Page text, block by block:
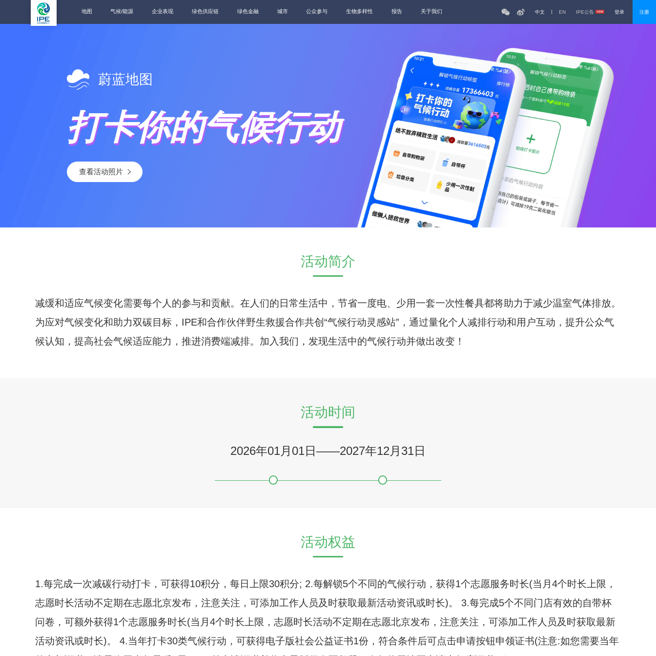
地图 气候/能源 企业表现 绿色供应链 绿色金融 城市 公众参与 生物多样性 报告 关于我们 中文 EN IPE公告 登录 注册
蔚蓝地图
打卡你的气候行动
查看活动照片
活动简介
减缓和适应气候变化需要每个人的参与和贡献。在人们的日常生活中，节省一度电、少用一套一次性餐具都将助力于减少温室气体排放。
为应对气候变化和助力双碳目标，IPE和合作伙伴野生救援合作共创“气候行动灵感站”，通过量化个人减排行动和用户互动，提升公众气
候认知，提高社会气候适应能力，推进消费端减排。加入我们，发现生活中的气候行动并做出改变！
活动时间
2026年01月01日——2027年12月31日
活动权益
1.每完成一次减碳行动打卡，可获得10积分，每日上限30积分; 2.每解锁5个不同的气候行动，获得1个志愿服务时长(当月4个时长上限，
志愿时长活动不定期在志愿北京发布，注意关注，可添加工作人员及时获取最新活动资讯或时长)。 3.每完成5个不同门店有效的自带杯
问卷，可额外获得1个志愿服务时长(当月4个时长上限，志愿时长活动不定期在志愿北京发布，注意关注，可添加工作人员及时获取最新
活动资讯或时长)。 4.当年打卡30类气候行动，可获得电子版社会公益证书1份，符合条件后可点击申请按钮申领证书(注意:如您需要当年